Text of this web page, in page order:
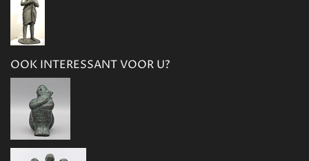
OOK INTERESSANT VOOR U?